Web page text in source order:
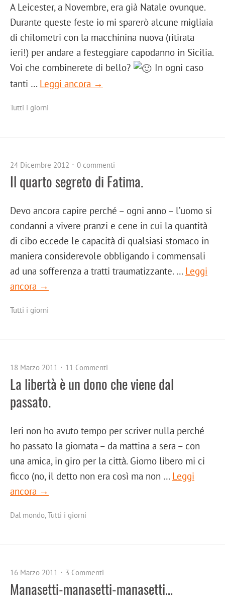
A Leicester, a Novembre, era già Natale ovunque.
Durante queste feste io mi sparerò alcune migliaia
di chilometri con la macchinina nuova (ritirata
ieri!) per andare a festeggiare capodanno in Sicilia.
Voi che combinerete di bello?
In ogni caso
tanti … Leggi ancora →
Tutti i giorni
24 Dicembre 2012 0 commenti
Il quarto segreto di Fatima.
Devo ancora capire perché – ogni anno – l’uomo si
condanni a vivere pranzi e cene in cui la quantità
di cibo eccede le capacità di qualsiasi stomaco in
maniera considerevole obbligando i commensali
ad una sofferenza a tratti traumatizzante. … Leggi
ancora →
Tutti i giorni
18 Marzo 2011 11 Commenti
La libertà è un dono che viene dal
passato.
Ieri non ho avuto tempo per scriver nulla perché
ho passato la giornata – da mattina a sera – con
una amica, in giro per la città. Giorno libero mi ci
ficco (no, il detto non era così ma non … Leggi
ancora →
Dal mondo,Tutti i giorni
16 Marzo 2011 3 Commenti
Manasetti-manasetti-manasetti…